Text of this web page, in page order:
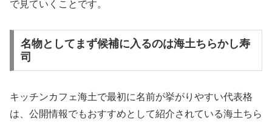
で見ていくことです。
名物としてまず候補に入るのは海土ちらかし寿
司
キッチンカフェ海土で最初に名前が挙がりやすい代表格
は、公開情報でもおすすめとして紹介されている海土ちら